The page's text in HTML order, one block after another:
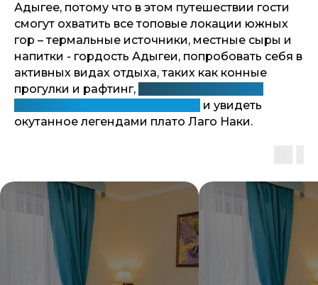
Адыгее, потому что в этом путешествии гости
смогут охватить все топовые локации южных
гор – термальные источники, местные сыры и
напитки - гордость Адыгеи, попробовать себя в
активных видах отдыха, таких как конные
прогулки и рафтинг,
и увидеть
окутанное легендами плато Лаго Наки.